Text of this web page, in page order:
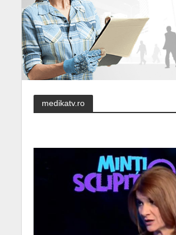
medikatv.ro